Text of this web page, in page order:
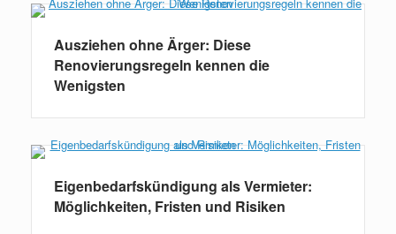
Ausziehen ohne Ärger: Diese
Renovierungsregeln kennen die
Wenigsten
Eigenbedarfskündigung als Vermieter:
Möglichkeiten, Fristen und Risiken